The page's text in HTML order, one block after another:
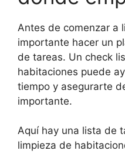
Antes de comenzar a
importante hacer un
de tareas. Un check
habitaciones puede
tiempo y asegurarte
importante.
Aquí hay una lista de
limpieza de